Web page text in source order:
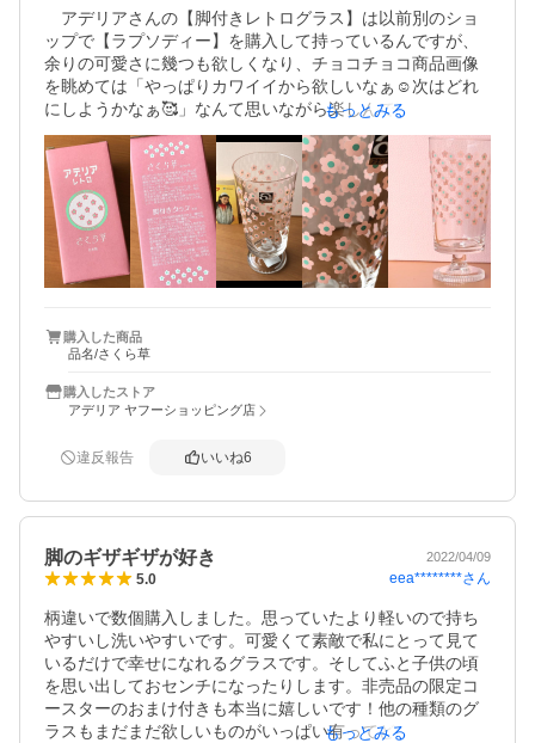
アデリアさんの【脚付きレトログラス】は以前別のショ
ップで【ラプソディー】を購入して持っているんですが、
余りの可愛さに幾つも欲しくなり、チョコチョコ商品画像
を眺めては「やっぱりカワイイから欲しいなぁ☺️次はどれ
にしようかなぁ🥰」なんて思いながら楽しんで眺めていま
した♪
そんな感じでいつものように商品画像を見ていると…
😳‼️　いつの間にか可愛い【ピンク色】のグラスが追加され
てるのを発見😍
ビックリして😲✨一目惚れで😍これは売り切れる前に購
入しなければ！っと急いでカートへポチリ☺️
届いた【さくら草】は思っていた通り可愛いピンクの花
柄がリズム良くポンポンと並んでいてメチャクチャ可愛い
🥰
🥰🥰　こんなに日常に適した食器はなかなか無いです♪　嬉
客人が頻繁に来る訳でもない我が家にそんなに沢山のグ
イントが貯まったら又【次はどれにしようか😁】とひとり
ニンマリしながら眺めてしまうと思います…☺️
普段の何気ない飲み物をお気に入りのグラスで飲む時間
は不思議と特別な時間…☺️✨　ラプソディとさくら草大切
にします🍹✨
もっとみる
購入した商品
品名/さくら草
購入したストア
アデリア ヤフーショッピング店
違反報告 いいね6
脚のギザギザが好き 2022/04/09
5.0 eea********さん
柄違いで数個購入しました。思っていたより軽いので持ち
やすいし洗いやすいです。可愛くて素敵で私にとって見て
いるだけで幸せになれるグラスです。そしてふと子供の頃
を思い出しておセンチになったりします。非売品の限定コ
ースターのおまけ付きも本当に嬉しいです！他の種類のグ
ラスもまだまだ欲しいものがいっぱい有ってどうしよう(>_
もっとみる